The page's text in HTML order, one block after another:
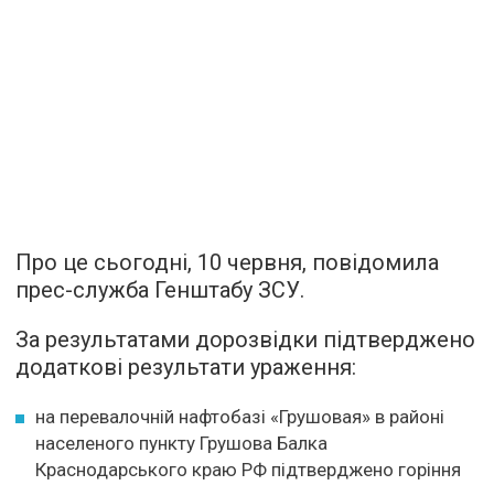
Про це сьогодні, 10 червня, повідомила
прес-служба Генштабу ЗСУ.
За результатами дорозвідки підтверджено
додаткові результати ураження:
на перевалочній нафтобазі «Грушовая» в районі
населеного пункту Грушова Балка
Краснодарського краю РФ підтверджено горіння